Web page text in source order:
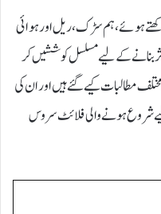
ہوئے، ہم سڑک، ریل اور ہوائی
بنانے کے لیے مسلسل کوششیں کر
مطالبات کیے گئے ہیں اور ان کی
شروع ہونے والی فلائٹ سروس